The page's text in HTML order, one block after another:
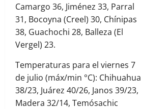
Camargo 36, Jiménez 33, Parral
31, Bocoyna (Creel) 30, Chínipas
38, Guachochi 28, Balleza (El
Vergel) 23.
Temperaturas para el viernes 7
de julio (máx/min °C): Chihuahua
38/23, Juárez 40/26, Janos 39/23,
Madera 32/14, Temósachic